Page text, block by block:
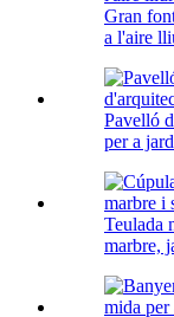
Gran
a l'aire
Pavelló
per a
Teulada
marbre,